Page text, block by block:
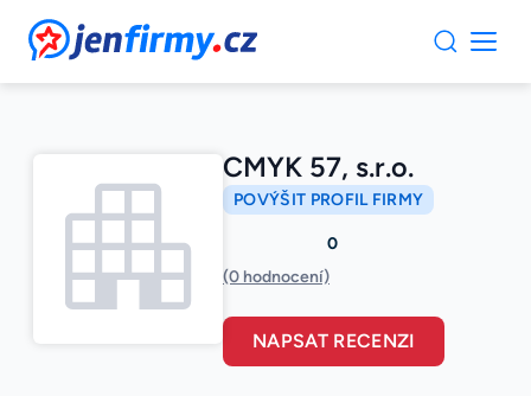
JenFirmy.cz
CMYK 57, s.r.o.
POVÝŠIT PROFIL FIRMY
0
(0 hodnocení)
NAPSAT RECENZI